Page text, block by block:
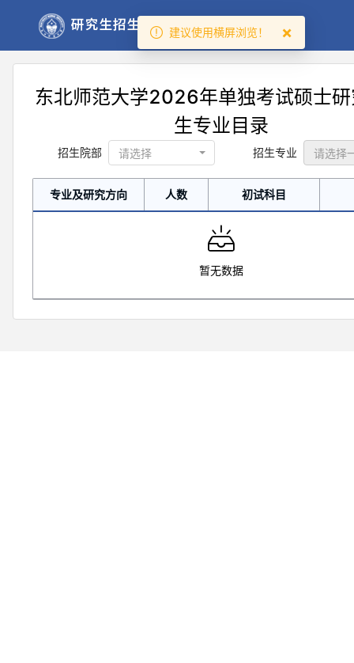
东北师范大学2026年单独考试硕士
生专业目录
招生院部 招生专业
专业及研究方向 人数 初试科目
专业及研究方向 人数 初试科目
暂无数据
建议使用横屏浏览！ ×